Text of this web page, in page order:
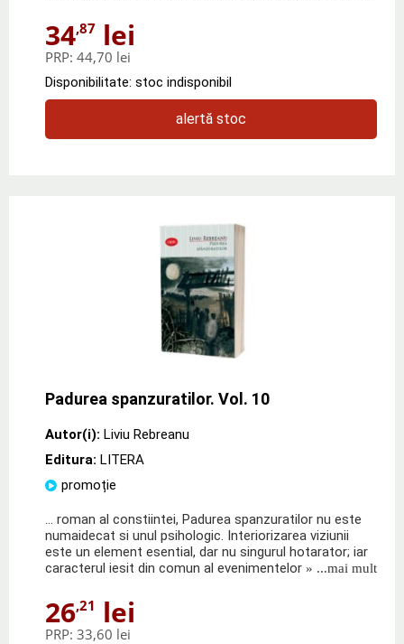
34,87 lei
PRP: 44,70 lei
Disponibilitate: stoc indisponibil
alertă stoc
Padurea spanzuratilor. Vol. 10
Autor(i): Liviu Rebreanu
Editura: LITERA
promoție
... roman al constiintei, Padurea spanzuratilor nu este
numaidecat si unul psihologic. Interiorizarea viziunii
este un element esential, dar nu singurul hotarator; iar
caracterul iesit din comun al evenimentelor » ...mai mult
26,21 lei
PRP: 33,60 lei